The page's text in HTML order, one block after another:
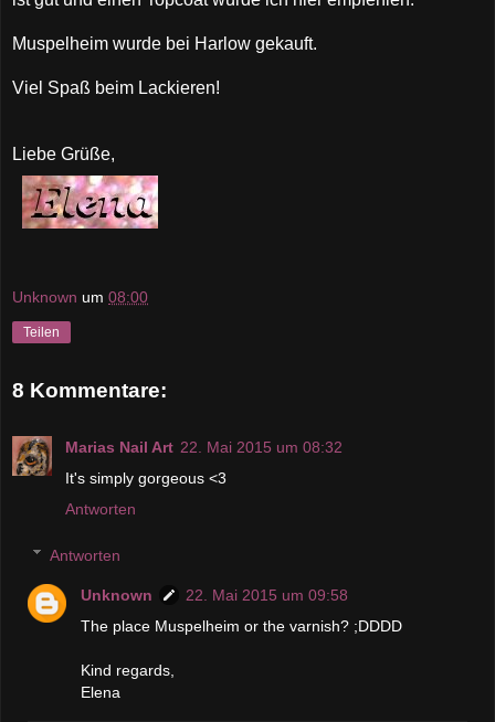
Muspelheim wurde bei Harlow gekauft.
Viel Spaß beim Lackieren!
Liebe Grüße,
Unknown um 08:00
Teilen
8 Kommentare:
Marias Nail Art 22. Mai 2015 um 08:32
It's simply gorgeous <3
Antworten
Antworten
Unknown
22. Mai 2015 um 09:58
The place Muspelheim or the varnish? ;DDDD
Kind regards,
Elena